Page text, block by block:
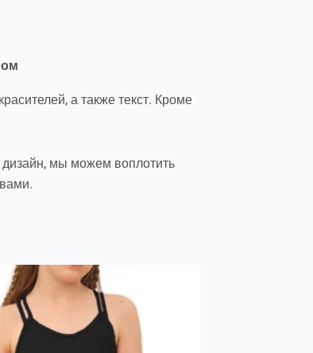
а также текст. Кроме
дизайн, мы можем воплотить